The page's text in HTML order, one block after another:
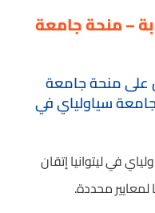
– منحة جامعة
على منحة جامعة
جامعة سياولياي في
في ليتوانيا إتقان
لمعايير محددة.